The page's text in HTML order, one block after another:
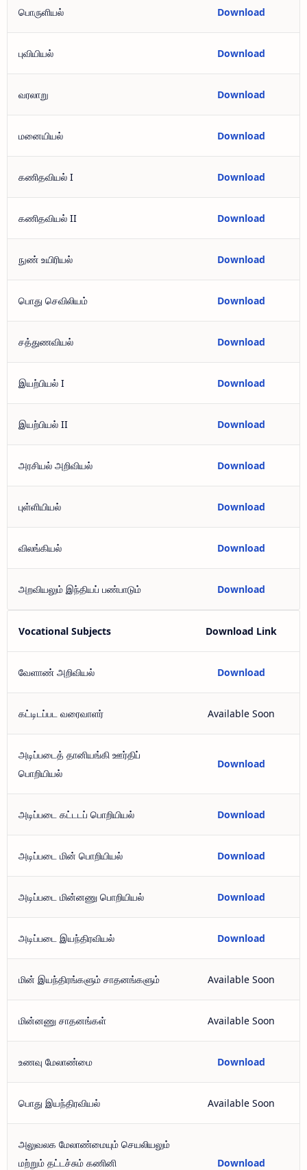
பொருளியல் Download
புவியியல் Download
வரலாறு Download
மனையியல் Download
கணிதவியல் I Download
கணிதவியல் II Download
நுண் உயிரியல் Download
பொது செவிலியம் Download
சத்துணவியல் Download
இயற்பியல் I Download
இயற்பியல் II Download
அரசியல் அறிவியல் Download
புள்ளியியல் Download
விலங்கியல் Download
அறவியலும் இந்தியப் பண்பாடும் Download
Vocational Subjects Download Link
வேளாண் அறிவியல் Download
கட்டிடப்பட வரைவாளர் Available Soon
அடிப்படைத் தானியங்கி ஊர்திப்
பொறியியல்
Download
அடிப்படை கட்டடப் பொறியியல் Download
அடிப்படை மின் பொறியியல் Download
அடிப்படை மின்னணு பொறியியல் Download
அடிப்படை இயந்திரவியல் Download
மின் இயந்திரங்களும் சாதனங்களும் Available Soon
மின்னணு சாதனங்கள் Available Soon
உணவு மேலாண்மை Download
பொது இயந்திரவியல் Available Soon
அலுவலக மேலாண்மையும் செயலியலும்
மற்றும் தட்டச்சும் கணினி
Download